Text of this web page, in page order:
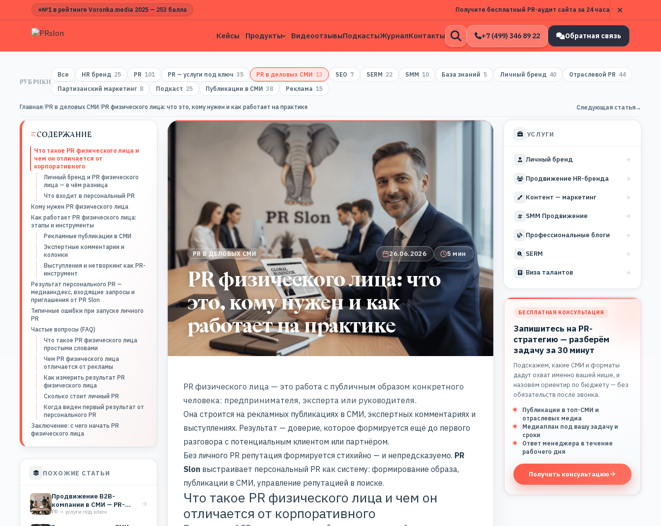
⭐№1 в рейтинге Voronka.media 2025 — 253 балла Получите бесплатный PR-аудит сайта за 24 часа
Кейсы Продукты ВидеоотзывыПодкастыЖурналКонтакты
Открыть
поиск
+7 (499) 346 89 22 Обратная связь
РУБРИКИ
Все HR бренд 25 PR 101 PR — услуги под ключ 35 PR в деловых СМИ 13 SEO 7 SERM 22 SMM 10 База знаний 5 Личный бренд 40 Отраслевой PR 44
Партизанский маркетинг 8 Подкаст 25 Публикации в СМИ 38 Реклама 15
Главная/PR в деловых СМИ/PR физического лица: что это, кому нужен и как работает на практике Следующая статья→
СОДЕРЖАНИЕ
Что такое PR физического лица и
чем он отличается от
корпоративного
Личный бренд и PR физического
лица — в чём разница
Что входит в персональный PR
Кому нужен PR физического лица
Как работает PR физического лица:
этапы и инструменты
Рекламные публикации в СМИ
Экспертные комментарии и
колонки
Выступления и нетворкинг как PR-
инструмент
Результат персонального PR —
медиаиндекс, входящие запросы и
приглашения от PR Slon
Типичные ошибки при запуске личного
PR
Частые вопросы (FAQ)
Что такое PR физического лица
простыми словами
Чем PR физического лица
отличается от рекламы
Как измерить результат PR
физического лица
Сколько стоит личный PR
Когда виден первый результат от
персонального PR
Заключение: с чего начать PR
физического лица
ПОХОЖИЕ СТАТЬИ
Продвижение B2B-
компании в СМИ — PR-
стратегия от PR Slon
PR — услуги под ключ
PR В ДЕЛОВЫХ СМИ 26.06.2026 5 мин
PR физического лица: что
это, кому нужен и как
работает на практике
PR физического лица — это работа с публичным образом конкретного
человека: предпринимателя, эксперта или руководителя.
Она строится на рекламных публикациях в СМИ, экспертных комментариях и
выступлениях. Результат — доверие, которое формируется ещё до первого
разговора с потенциальным клиентом или партнёром.
Без личного PR репутация формируется стихийно — и непредсказуемо. PR
Slon выстраивает персональный PR как систему: формирование образа,
публикации в СМИ, управление репутацией в поиске.
Что такое PR физического лица и чем он
отличается от корпоративного
УСЛУГИ
Личный бренд
Продвижение HR-бренда
Контент — маркетинг
SMM Продвижение
Профессиональные блоги
SERM
Виза талантов
БЕСПЛАТНАЯ КОНСУЛЬТАЦИЯ
Запишитесь на PR-
стратегию — разберём
задачу за 30 минут
Подскажем, какие СМИ и форматы
дадут охват именно вашей нише, и
назовём ориентир по бюджету — без
обязательств после звонка.
Публикации в топ-СМИ и
отраслевых медиа
Медиаплан под вашу задачу и
сроки
Ответ менеджера в течение
рабочего дня
Получить консультацию